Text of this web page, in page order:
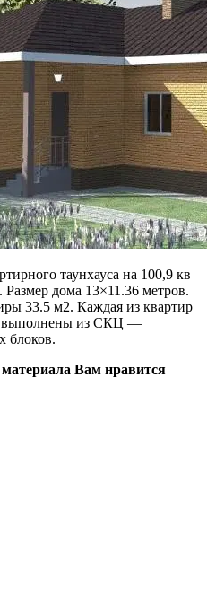
таунхауса на 100,9 кв
дома 13×11.36 метров.
33.5 м2. Каждая из квартир
выполнены из СКЦ —
блоков.
материала Вам нравится